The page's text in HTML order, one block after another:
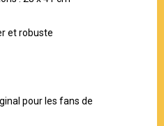
et robuste
pour les fans de